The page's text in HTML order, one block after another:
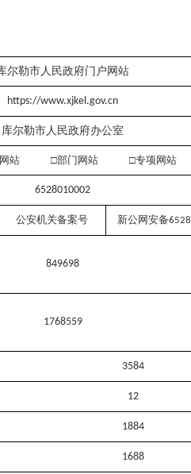
尔勒市人民政府门户网站
https://www.xjkel.gov.cn
库尔勒市人民政府办公室
网站 □部门网站 □专项网站
6528010002
公安机关备案号 新公网安备
849698
1768559
3584
12
1884
1688